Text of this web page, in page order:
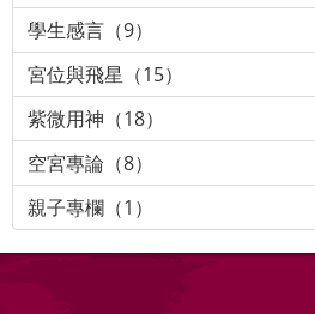
學生感言（9）
宮位與飛星（15）
紫微用神（18）
空宮專論（8）
親子專欄（1）